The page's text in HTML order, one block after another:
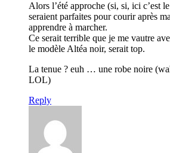
Alors l’été approche (si, si, ici c’est
seraient parfaites pour courir après
apprendre à marcher.
Ce serait terrible que je me vautre
le modèle Altéa noir, serait top.
La tenue ? euh … une robe noire
LOL)
Reply